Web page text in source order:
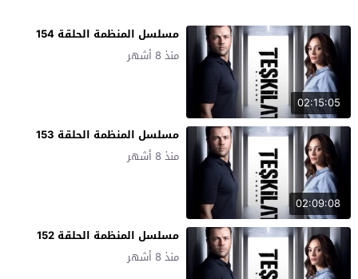
02:15:05
مسلسل المنظمة الحلقة 154
منذ 8 أشهر
02:09:08
مسلسل المنظمة الحلقة 153
منذ 8 أشهر
مسلسل المنظمة الحلقة 152
منذ 8 أشهر